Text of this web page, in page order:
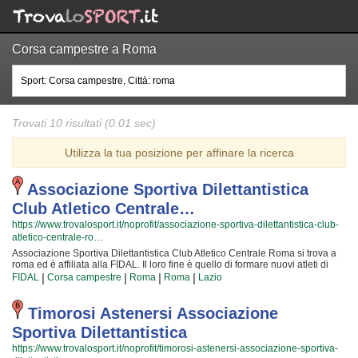
Corsa campestre a Roma
Trovati 10 risultati (0.01 sec)
Utilizza la tua posizione per affinare la ricerca
Associazione Sportiva Dilettantistica
Club Atletico Centrale…
https://www.trovalosport.it/noprofit/associazione-sportiva-dilettantistica-club-
atletico-centrale-ro…
Associazione Sportiva Dilettantistica Club Atletico Centrale Roma si trova a
roma ed è affiliata alla FIDAL. Il loro fine è quello di formare nuovi atleti di
corsa campestre e metterli alla prova attraverso le gare cui partecipiamo o
che organizzano insieme alla FIDAL! Il tutto all'insegna della massima
sicurezza e... del divertimento! Certo, non tutti possono avere la certezza di
diventare dei campioni ma è certezza che ognuno possa avere questa
ambizione e coltivare i propri sogni! Gli istruttori sono i migliori della
Provincia ed hanno alle loro spalle anni ed anni di esperienza nel settore;
per loro non c'è cosa più bella del crescere nuove generazioni di atleti e
mettere a disposizione la propria passione, abilità... e i tanti trucchetti
FIDAL | Corsa campestre | Roma | Roma | Lazio
Timorosi Astenersi Associazione
Sportiva Dilettantistica
https://www.trovalosport.it/noprofit/timorosi-astenersi-associazione-sportiva-